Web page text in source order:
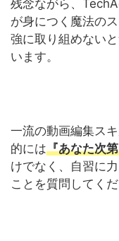
残念ながら、
が身につく魔法の
強に取り組めない
います。
一流の動画編集ス
的には『あなた次
けでなく、自習に
ことを質問してくだ